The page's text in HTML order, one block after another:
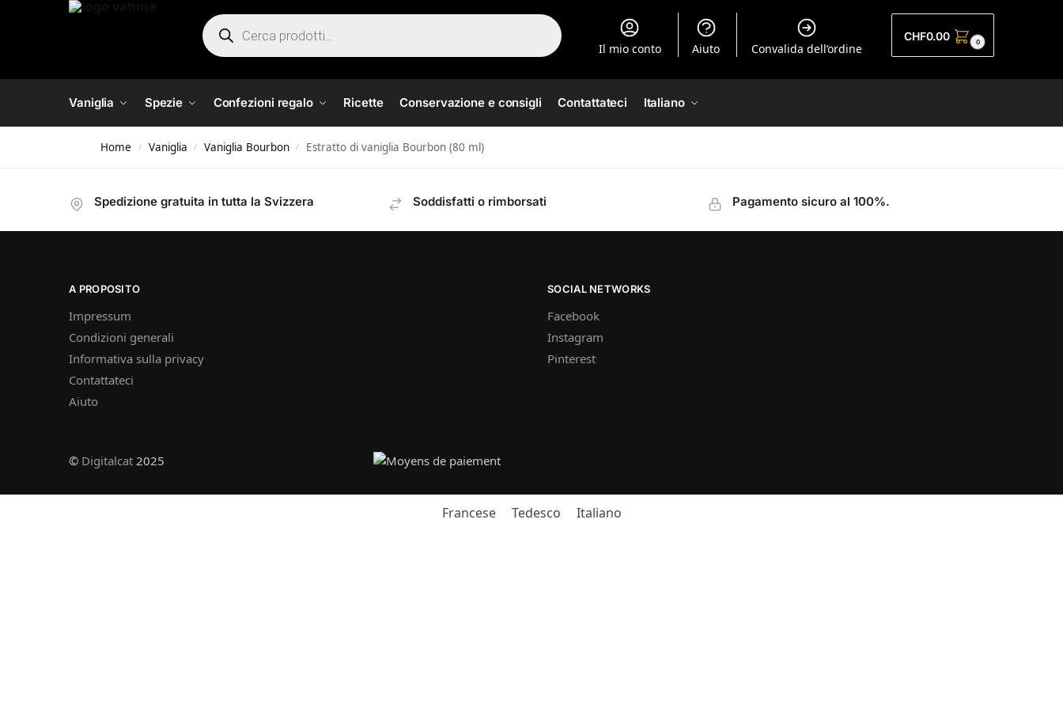
Il mio conto Aiuto Convalida dell’ordine
CHF0.00 0
Vaniglia Spezie Confezioni regalo Ricette Conservazione e consigli Contattateci Italiano
Home / Vaniglia / Vaniglia Bourbon / Estratto di vaniglia Bourbon (80 ml)
Spedizione gratuita in tutta la Svizzera Soddisfatti o rimborsati Pagamento sicuro al 100%.
A PROPOSITO
Impressum
Condizioni generali
Informativa sulla privacy
Contattateci
Aiuto
SOCIAL NETWORKS
Facebook
Instagram
Pinterest
© Digitalcat 2025
Francese Tedesco Italiano